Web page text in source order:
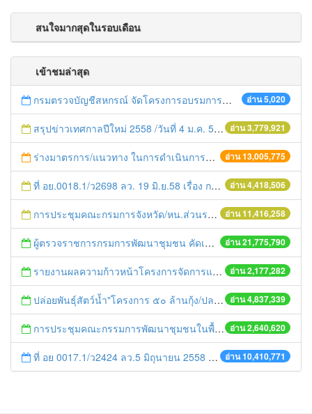
สนใจมากสุดในรอบเดือน
เข้าชมล่าสุด
อ่าน 5,020
กรมตรวจบัญชีสหกรณ์ จัดโครงการอบรมการดำเนินการตามระบบมาตรฐานการควบคุมคุณภาพงานสอบบัญชี (CAQC)
อ่าน 3,779,921
สรุปข่าวเทศกาลปีใหม่ 2558 /วันที่ 4 ม.ค. 58
อ่าน 13,005,775
ร่างมาตรการ/แนวทาง ในการดำเนินการประกอบการตรวจราชการแบบบูรณาการ
อ่าน 4,418,506
ที่ อย.0018.1/ว2698 ลว. 19 มิ.ย.58 เรื่อง การแก้ไขปัญหาหนี้สินให้แก่เกษตรกร
อ่าน 11,416,258
การประชุมคณะกรมการจังหวัด/หน.ส่วนราชการประจำเดือน มิถุนายน 2558
อ่าน 21,775,790
ผู้ตรวจราชการกรมการพัฒนาชุมชน คัดเลือกข้าราชการและลูกจ้างดีเด่น และหน่วยงานพัฒนาชุมชนใสสะอาด ประจำปี ๒๕๕๔
อ่าน 2,177,282
รายงานผลความก้าวหน้าโครงการจัดการแก้ไขปัญหาขยะ สัปดาห์ที่ 9/2558
อ่าน 4,837,339
ปล่อยพันธุ์สัตว์น้ำ"โครงการ ๕๐ ล้านกุ้ง/ปลา ฟื้นชีวิตใหม่ให้เจ้าพระยา
อ่าน 2,640,620
การประชุมคณะกรรมการพัฒนาชุมชนในพื้นที่รอบโรงไฟฟ้า (คพรฟ.) ครั้งที่ 2/2558 กองทุนพัฒนาไฟฟ้าบริษัท โรจนะเพาเวอร์ จำกัด
อ่าน 10,410,771
ที่ อย 0017.1/ว2424 ลว.5 มิถุนายน 2558 เรื่อง แจ้งกำหนดตรวจประเมินและให้คะแนนหน่วยงานที่สมัครเข้าร่วมโครงการพัฒนาหน่วยงานต้นแบบในการจัดตั้งศูนย์ข้อมูลข่าวสารของราชการฯ ประจำปีงบประมาณ พ.ศ. 2558